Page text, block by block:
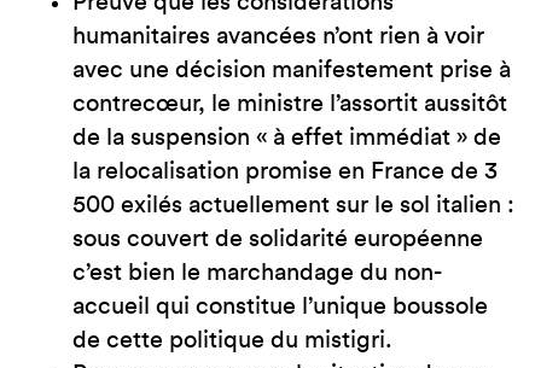
humanitaires avancées n’ont rien à voir
avec une décision manifestement prise à
contrecœur, le ministre l’assortit aussitôt
de la suspension « à effet immédiat » de
la relocalisation promise en France de 3
500 exilés actuellement sur le sol italien :
sous couvert de solidarité européenne
c’est bien le marchandage du non-
accueil qui constitue l’unique boussole
de cette politique du mistigri.